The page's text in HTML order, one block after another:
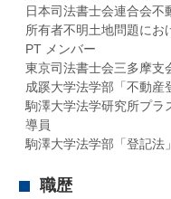
日本司法書士会連合会不
所有者不明土地問題にお
PT メンバー
東京司法書士会三多摩支
成蹊大学法学部「不動産
駒澤大学法学研究所プラ
導員
駒澤大学法学部「登記法
職歴